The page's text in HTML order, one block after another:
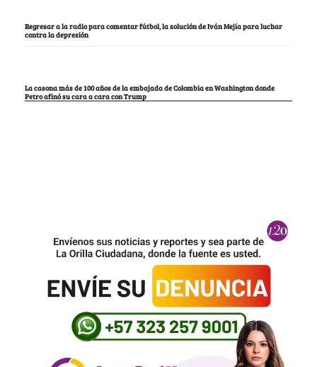
Regresar a la radio para comentar fútbol, la solución de Iván Mejía para luchar
contra la depresión
La casona más de 100 años de la embajada de Colombia en Washington donde
Petro afinó su cara a cara con Trump